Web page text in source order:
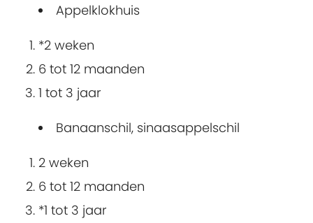
Appelklokhuis
*2 weken
6 tot 12 maanden
1 tot 3 jaar
Banaanschil, sinaasappelschil
2 weken
6 tot 12 maanden
*1 tot 3 jaar